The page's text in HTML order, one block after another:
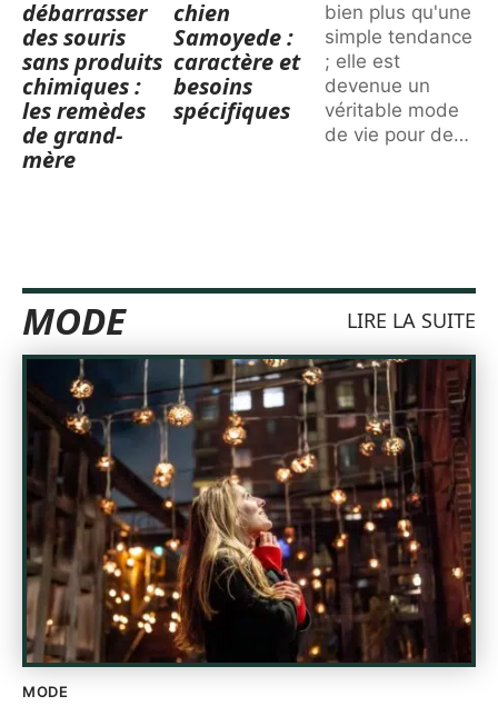
débarrasser
des souris
sans produits
chimiques :
les remèdes
de grand-
mère
chien
Samoyede :
caractère et
besoins
spécifiques
bien plus qu'une
simple tendance
; elle est
devenue un
véritable mode
de vie pour de…
MODE LIRE LA SUITE
MODE